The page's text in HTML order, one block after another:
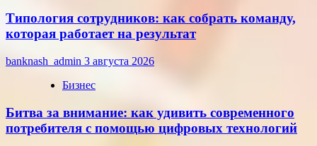
Типология сотрудников: как собрать команду,
которая работает на результат
banknash_admin 3 августа 2026
Бизнес
Битва за внимание: как удивить современного
потребителя с помощью цифровых технологий